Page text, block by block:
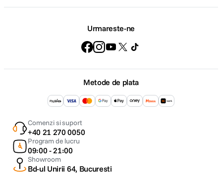
Urmareste-ne
Metode de plata
Comenzi si suport
+40 21 270 0050
Program de lucru
09:00 - 21:00
Showroom
Bd-ul Unirii 64, Bucuresti